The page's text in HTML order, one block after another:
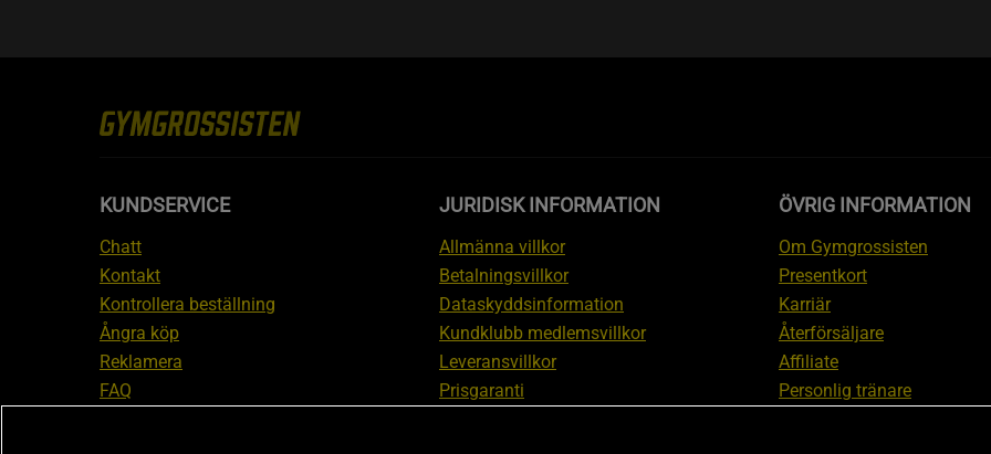
KUNDSERVICE
Chatt
Kontakt
Kontrollera beställning
Ångra köp
Reklamera
FAQ
JURIDISK INFORMATION
Allmänna villkor
Betalningsvillkor
Dataskyddsinformation
Kundklubb medlemsvillkor
Leveransvillkor
Prisgaranti
ÖVRIG INFORMATION
Om Gymgrossisten
Presentkort
Karriär
Återförsäljare
Affiliate
Personlig tränare